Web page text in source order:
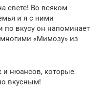
свете! Во всяком
и я с ними
по вкусу он напоминает
«Мимозу» из
и нюансов, которые
вкусным!